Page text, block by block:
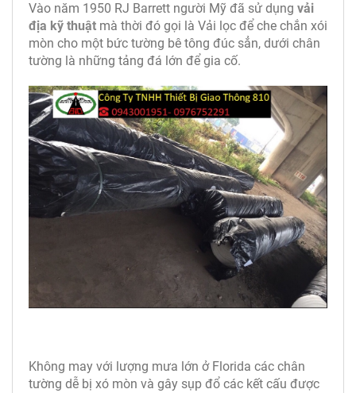
Vào năm 1950 RJ Barrett người Mỹ đã sử dụng vải
địa kỹ thuật mà thời đó gọi là Vải lọc để che chắn xói
mòn cho một bức tường bê tông đúc sẳn, dưới chân
tường là những tảng đá lớn để gia cố.
Không may với lượng mưa lớn ở Florida các chân
tường dễ bị xó mòn và gây sụp đổ các kết cấu được